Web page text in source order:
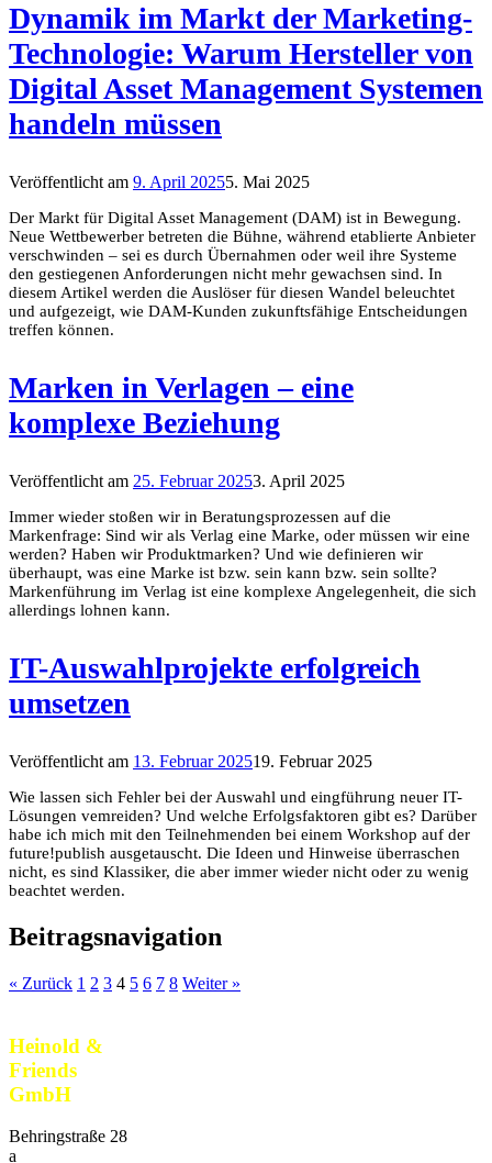
Dynamik im Markt der Marketing-
Technologie: Warum Hersteller von
Digital Asset Management Systemen
handeln müssen
Veröffentlicht am 9. April 20255. Mai 2025
Der Markt für Digital Asset Management (DAM) ist in Bewegung.
Neue Wettbewerber betreten die Bühne, während etablierte Anbieter
verschwinden – sei es durch Übernahmen oder weil ihre Systeme
den gestiegenen Anforderungen nicht mehr gewachsen sind. In
diesem Artikel werden die Auslöser für diesen Wandel beleuchtet
und aufgezeigt, wie DAM-Kunden zukunftsfähige Entscheidungen
treffen können.
Marken in Verlagen – eine
komplexe Beziehung
Veröffentlicht am 25. Februar 20253. April 2025
Immer wieder stoßen wir in Beratungsprozessen auf die
Markenfrage: Sind wir als Verlag eine Marke, oder müssen wir eine
werden? Haben wir Produktmarken? Und wie definieren wir
überhaupt, was eine Marke ist bzw. sein kann bzw. sein sollte?
Markenführung im Verlag ist eine komplexe Angelegenheit, die sich
allerdings lohnen kann.
IT-Auswahlprojekte erfolgreich
umsetzen
Veröffentlicht am 13. Februar 202519. Februar 2025
Wie lassen sich Fehler bei der Auswahl und eingführung neuer IT-
Lösungen vemreiden? Und welche Erfolgsfaktoren gibt es? Darüber
habe ich mich mit den Teilnehmenden bei einem Workshop auf der
future!publish ausgetauscht. Die Ideen und Hinweise überraschen
nicht, es sind Klassiker, die aber immer wieder nicht oder zu wenig
beachtet werden.
Beitragsnavigation
« Zurück 1 2 3 4 5 6 7 8 Weiter »
Heinold &
Friends
GmbH
Behringstraße 28
a